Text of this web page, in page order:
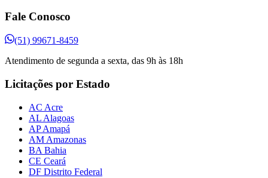
Fale Conosco
(51) 99671-8459
Atendimento de segunda a sexta, das 9h às 18h
Licitações por Estado
AC Acre
AL Alagoas
AP Amapá
AM Amazonas
BA Bahia
CE Ceará
DF Distrito Federal